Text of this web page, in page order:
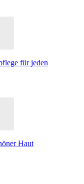
für jeden
Haut